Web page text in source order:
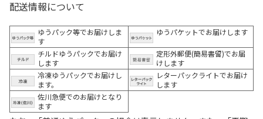
配送情報について
ゆうパック等でお届けしま
す
ゆうパケットでお届けします
チルドゆうパックでお届け
します
定形外郵便(簡易書留)でお届
けします
冷凍ゆうパックでお届けし
ます。
レターパックライトでお届け
します
佐川急便でのお届けとなり
ます